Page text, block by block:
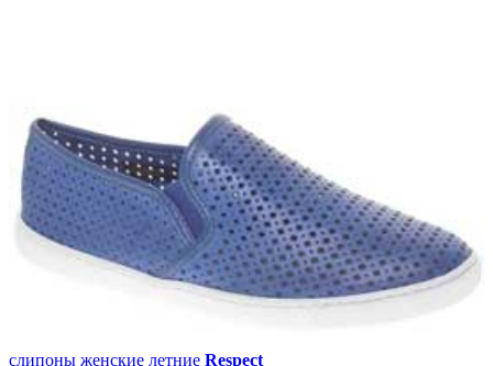
слипоны женские летние Respect